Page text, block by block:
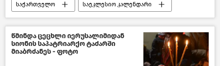
საქართველო საეკლესიო კალენდარი
რელიგია
წმინდა ცეცხლი იერუსალიმიდან
სიონის საპატრიარქო ტაძარში
მიაბრძანეს - ფოტო